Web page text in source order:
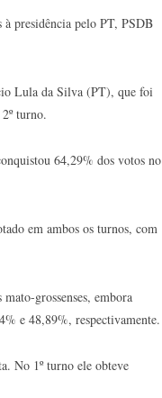
à presidência pelo PT, PSDB
Lula da Silva (PT), que foi
turno.
64,29% dos votos no
em ambos os turnos, com
grossenses, embora
e 48,89%, respectivamente.
No 1º turno ele obteve